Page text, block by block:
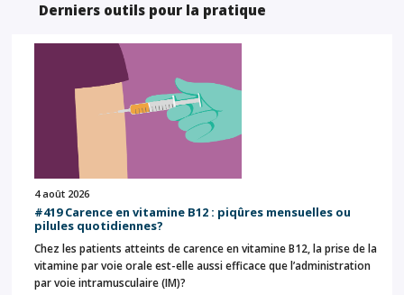
Derniers outils pour la pratique
4 août 2026
#419 Carence en vitamine B12 : piqûres mensuelles ou
pilules quotidiennes?
Chez les patients atteints de carence en vitamine B12, la prise de la
vitamine par voie orale est-elle aussi efficace que l’administration
par voie intramusculaire (IM)?